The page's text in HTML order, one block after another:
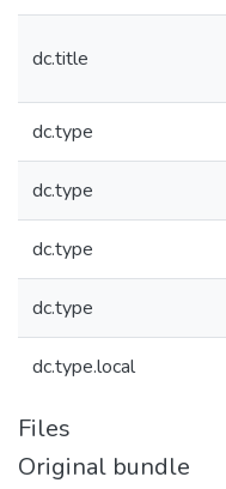
dc.title
dc.type
dc.type
dc.type
dc.type
dc.type.local
Files
Original bundle